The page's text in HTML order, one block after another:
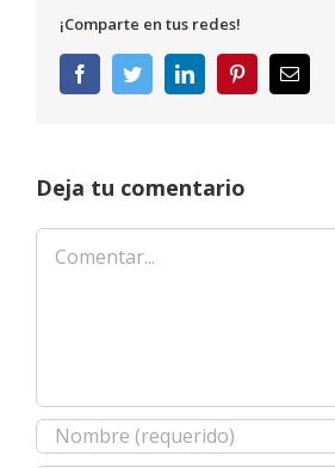
¡Comparte en tus redes!
FacebookTwitterLinkedInPinterest
Deja tu comentario
Comentar